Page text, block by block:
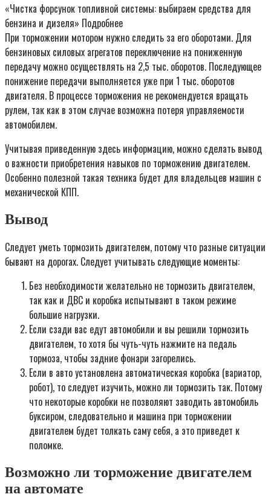
«Чистка форсунок топливной системы: выбираем средства для
бензина и дизеля» Подробнее
При торможении мотором нужно следить за его оборотами. Для
бензиновых силовых агрегатов переключение на пониженную
передачу можно осуществлять на 2,5 тыс. оборотов. Последующее
понижение передачи выполняется уже при 1 тыс. оборотов
двигателя. В процессе торможения не рекомендуется вращать
рулем, так как в этом случае возможна потеря управляемости
автомобилем.
Учитывая приведенную здесь информацию, можно сделать вывод
о важности приобретения навыков по торможению двигателем.
Особенно полезной такая техника будет для владельцев машин с
механической КПП.
Вывод
Следует уметь тормозить двигателем, потому что разные ситуации
бывают на дорогах. Следует учитывать следующие моменты:
Без необходимости желательно не тормозить двигателем,
так как и ДВС и коробка испытывают в таком режиме
большие нагрузки.
Если сзади вас едут автомобили и вы решили тормозить
двигателем, то хотя бы чуть-чуть нажмите на педаль
тормоза, чтобы задние фонари загорелись.
Если в авто установлена автоматическая коробка (вариатор,
робот), то следует изучить, можно ли тормозить так. Потому
что некоторые коробки не позволяют заводить автомобиль
буксиром, следовательно и машина при торможении
двигателем будет толкать саму себя, а это приведет к
поломке.
Возможно ли торможение двигателем
на автомате